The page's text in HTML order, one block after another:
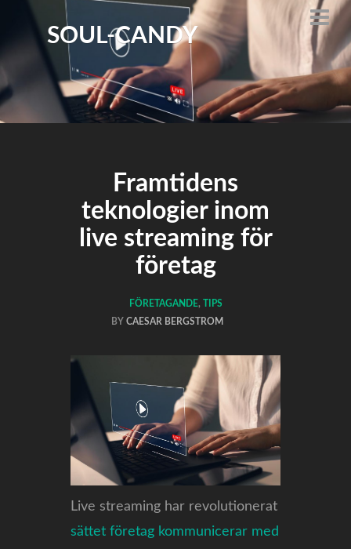
SOUL-CANDY
Framtidens
teknologier inom
live streaming för
företag
FÖRETAGANDE, TIPS
BY CAESAR BERGSTROM
Live streaming har revolutionerat
sättet företag kommunicerar med